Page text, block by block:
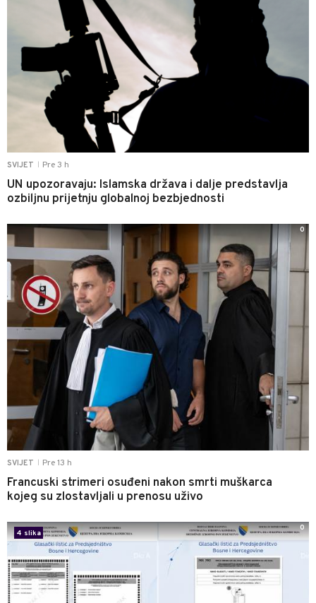
SVIJET Pre 3 h
UN upozoravaju: Islamska država i dalje predstavlja
ozbiljnu prijetnju globalnoj bezbjednosti
SVIJET Pre 13 h
Francuski strimeri osuđeni nakon smrti muškarca
kojeg su zlostavljali u prenosu uživo
0
4 slika
0